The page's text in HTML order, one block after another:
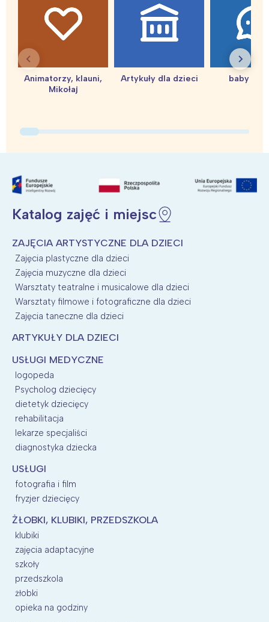
Animatorzy, klauni,
Mikołaj
Artykuły dla dzieci baby
Katalog zajęć i miejsc
ZAJĘCIA ARTYSTYCZNE DLA DZIECI
Zajęcia plastyczne dla dzieci
Zajęcia muzyczne dla dzieci
Warsztaty teatralne i musicalowe dla dzieci
Warsztaty filmowe i fotograficzne dla dzieci
Zajęcia taneczne dla dzieci
ARTYKUŁY DLA DZIECI
USŁUGI MEDYCZNE
logopeda
Psycholog dziecięcy
dietetyk dziecięcy
rehabilitacja
lekarze specjaliści
diagnostyka dziecka
USŁUGI
fotografia i film
fryzjer dziecięcy
ŻŁOBKI, KLUBIKI, PRZEDSZKOLA
klubiki
zajęcia adaptacyjne
szkoły
przedszkola
żłobki
opieka na godziny
Warszawa
Łódź
Poznań
Wrocław
Śląsk
Kraków
Północ